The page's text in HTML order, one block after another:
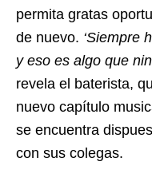
permita gratas
de nuevo. ‘Siempre
y eso es algo que
revela el baterista,
nuevo capítulo
se encuentra
con sus colegas.